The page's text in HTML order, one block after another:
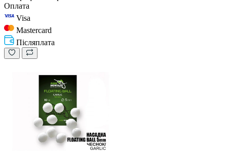
Оплата
Visa
Mastercard
Післяплата